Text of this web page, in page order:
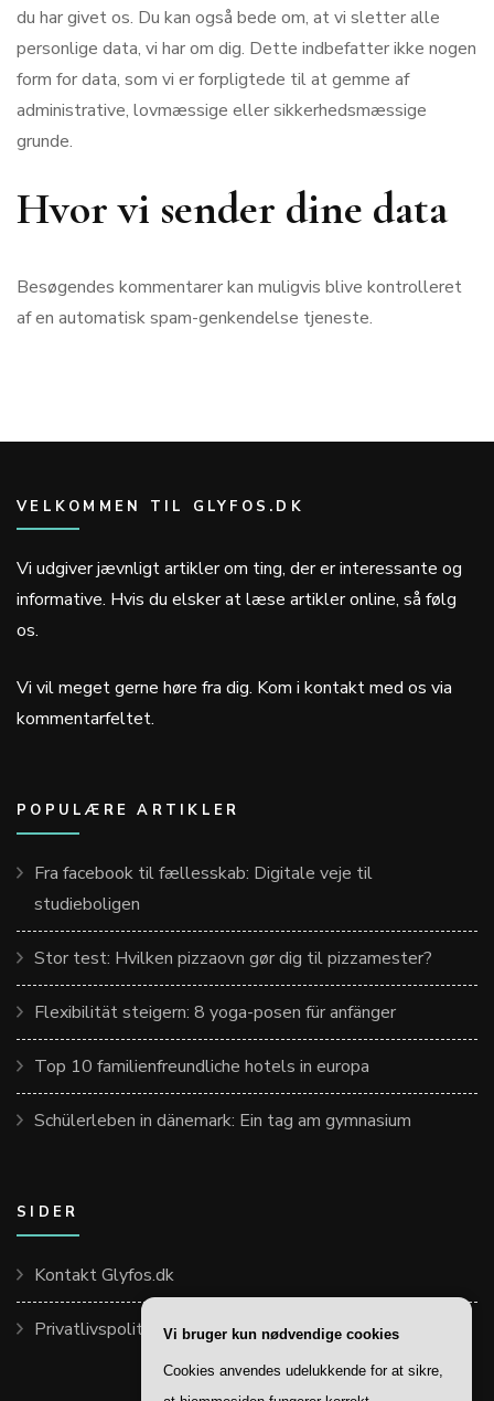
du har givet os. Du kan også bede om, at vi sletter alle
personlige data, vi har om dig. Dette indbefatter ikke nogen
form for data, som vi er forpligtede til at gemme af
administrative, lovmæssige eller sikkerhedsmæssige
grunde.
Hvor vi sender dine data
Besøgendes kommentarer kan muligvis blive kontrolleret
af en automatisk spam-genkendelse tjeneste.
VELKOMMEN TIL GLYFOS.DK
Vi udgiver jævnligt artikler om ting, der er interessante og
informative. Hvis du elsker at læse artikler online, så følg
os.
Vi vil meget gerne høre fra dig. Kom i kontakt med os via
kommentarfeltet.
POPULÆRE ARTIKLER
Fra facebook til fællesskab: Digitale veje til
studieboligen
Stor test: Hvilken pizzaovn gør dig til pizzamester?
Flexibilität steigern: 8 yoga-posen für anfänger
Top 10 familienfreundliche hotels in europa
Schülerleben in dänemark: Ein tag am gymnasium
SIDER
Kontakt Glyfos.dk
Privatlivspolitik Vi bruger kun nødvendige cookies
Cookies anvendes udelukkende for at sikre,